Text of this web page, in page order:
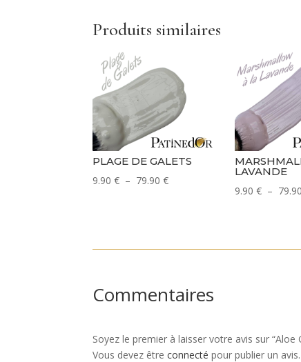
Produits similaires
PLAGE DE GALETS
9.90€ – 79.90€Plage
à
LAVANDE
9.90 € – 79.90
Commentaires
Soyez le premier à laisser votre avis sur “Aloe
Vous devez êtreconnecté pour publier un avis.